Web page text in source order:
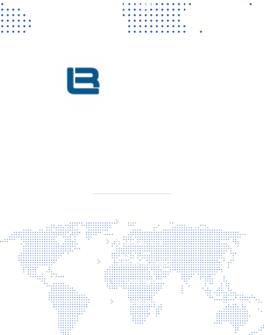
CONTACT
Home
Producten
Laserveiligheid
Over ons
Contact